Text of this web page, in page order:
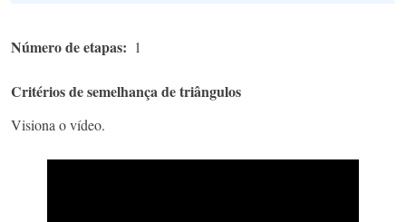
Número de etapas 1
Critérios de semelhança de triângulos
​Visiona o vídeo.